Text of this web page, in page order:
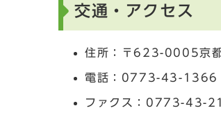
交通・アクセス
住所：〒623-0005京
電話：0773-43-1366
ファクス：0773-43-